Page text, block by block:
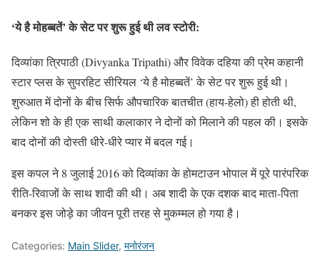
‘ये है मोहब्बतें’ के सेट पर शुरू हुई थी लव स्टोरी:
दिव्यांका त्रिपाठी (Divyanka Tripathi) और विवेक दहिया की प्रेम कहानी
स्टार प्लस के सुपरहिट सीरियल ‘ये है मोहब्बतें’ के सेट पर शुरू हुई थी।
शुरुआत में दोनों के बीच सिर्फ औपचारिक बातचीत (हाय-हेलो) ही होती थी,
लेकिन शो के ही एक साथी कलाकार ने दोनों को मिलाने की पहल की। इसके
बाद दोनों की दोस्ती धीरे-धीरे प्यार में बदल गई।
इस कपल ने 8 जुलाई 2016 को दिव्यांका के होमटाउन भोपाल में पूरे पारंपरिक
रीति-रिवाजों के साथ शादी की थी। अब शादी के एक दशक बाद माता-पिता
बनकर इस जोड़े का जीवन पूरी तरह से मुकम्मल हो गया है।
Categories: Main Slider, मनोरंजन